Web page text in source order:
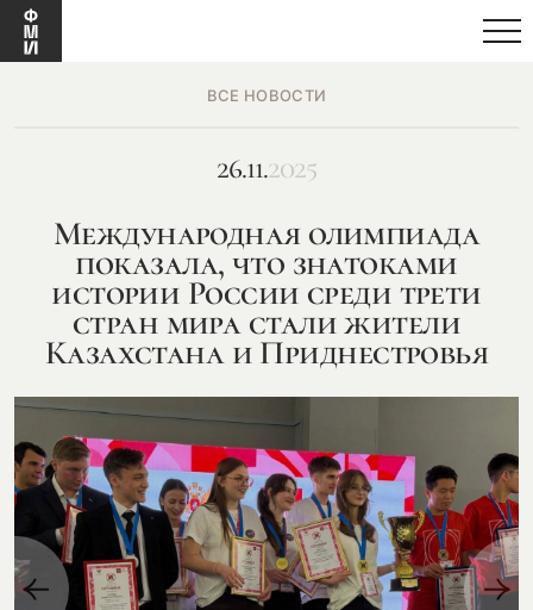
ВСЕ НОВОСТИ
26.11.2025
Международная олимпиада
показала, что знатоками
истории России среди трети
стран мира стали жители
Казахстана и Приднестровья